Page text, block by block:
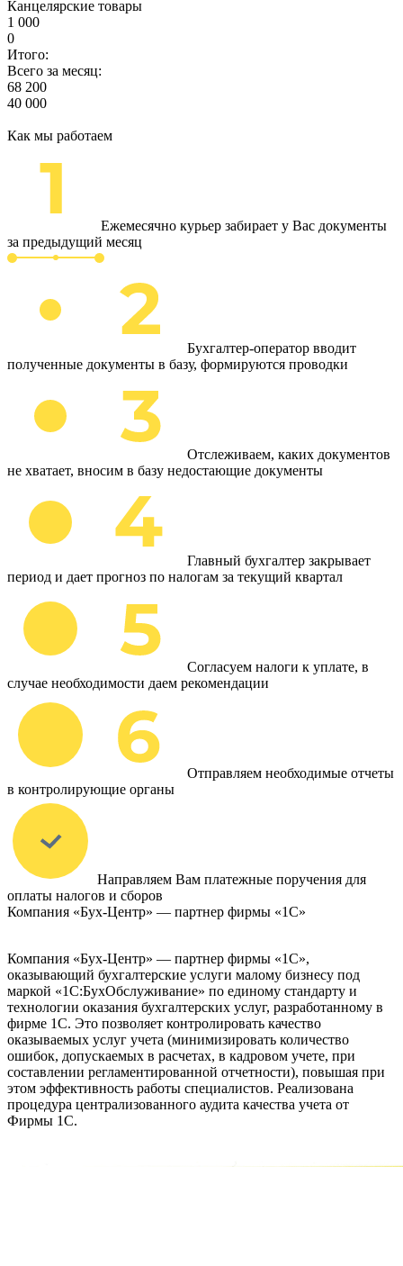
Канцелярские товары
1 000
0
Итого:
Всего за месяц:
68 200
40 000
Как мы работаем
Ежемесячно курьер забирает у Вас документы
за предыдущий месяц
Бухгалтер-оператор вводит
полученные документы в базу, формируются проводки
Отслеживаем, каких документов
не хватает, вносим в базу недостающие документы
Главный бухгалтер закрывает
период и дает прогноз по налогам за текущий квартал
Согласуем налоги к уплате, в
случае необходимости даем рекомендации
Отправляем необходимые отчеты
в контролирующие органы
Направляем Вам платежные поручения для
оплаты налогов и сборов
Компания «Бух-Центр» — партнер фирмы «1С»
Компания «Бух-Центр» — партнер фирмы «1С»,
оказывающий бухгалтерские услуги малому бизнесу под
маркой «1С:БухОбслуживание» по единому стандарту и
технологии оказания бухгалтерских услуг, разработанному в
фирме 1С. Это позволяет контролировать качество
оказываемых услуг учета (минимизировать количество
ошибок, допускаемых в расчетах, в кадровом учете, при
составлении регламентированной отчетности), повышая при
этом эффективность работы специалистов. Реализована
процедура централизованного аудита качества учета от
Фирмы 1С.